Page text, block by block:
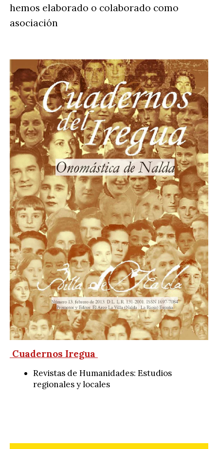
hemos elaborado o colaborado como
asociación
Cuadernos Iregua
Revistas de Humanidades: Estudios
regionales y locales